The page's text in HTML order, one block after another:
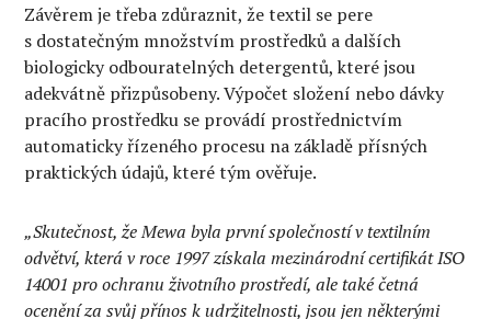
Závěrem je třeba zdůraznit, že textil se pere
s dostatečným množstvím prostředků a dalších
biologicky odbouratelných detergentů, které jsou
adekvátně přizpůsobeny. Výpočet složení nebo dávky
pracího prostředku se provádí prostřednictvím
automaticky řízeného procesu na základě přísných
praktických údajů, které tým ověřuje.
„Skutečnost, že Mewa byla první společností v textilním
odvětví, která v roce 1997 získala mezinárodní certifikát ISO
14001 pro ochranu životního prostředí, ale také četná
ocenění za svůj přínos k udržitelnosti, jsou jen některými